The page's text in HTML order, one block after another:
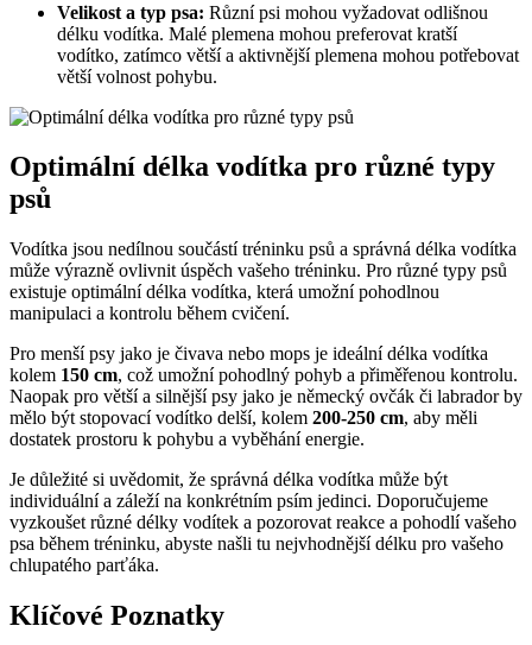
Velikost a typ psa: Různí psi mohou vyžadovat odlišnou
délku vodítka. Malé plemena mohou preferovat kratší
vodítko, zatímco větší a aktivnější plemena mohou potřebovat
větší volnost pohybu.
Optimální délka vodítka pro různé typy
psů
Vodítka jsou nedílnou součástí tréninku psů a správná délka vodítka
může výrazně ovlivnit úspěch vašeho tréninku. Pro různé typy psů
existuje optimální délka vodítka, která umožní pohodlnou
manipulaci a kontrolu během cvičení.
Pro menší psy jako je čivava nebo mops je ideální délka vodítka
kolem 150 cm, což umožní pohodlný pohyb a přiměřenou kontrolu.
Naopak pro větší a silnější psy jako je německý ovčák či labrador by
mělo být stopovací vodítko delší, kolem 200-250 cm, aby měli
dostatek prostoru k pohybu a vyběhání energie.
Je důležité si uvědomit, že správná délka vodítka může být
individuální a záleží na konkrétním psím jedinci. Doporučujeme
vyzkoušet různé délky vodítek a pozorovat reakce a pohodlí vašeho
psa během tréninku, abyste našli tu nejvhodnější délku pro vašeho
chlupatého parťáka.
Klíčové Poznatky